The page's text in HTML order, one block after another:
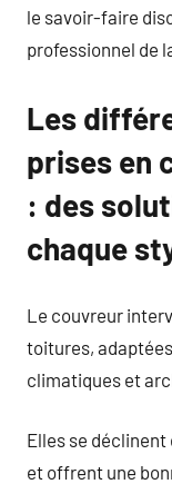
le savoir-faire
professionnel de
Les
prises en
: des
chaque
Le couvreur
toitures,
climatiques et
Elles se
et offrent une